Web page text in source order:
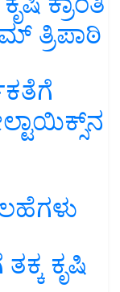
ತ್ರಿಪಾಠಿ
ಕೃಷಿ